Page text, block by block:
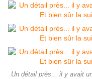
Un détail près... il y avait